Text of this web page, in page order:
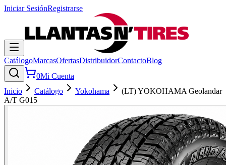
Iniciar SesiónRegistrarse
CatálogoMarcasOfertasDistribuidorContactoBlog
0Mi Cuenta
Inicio
Catálogo Yokohama
(LT) YOKOHAMA Geolandar
A/T G015